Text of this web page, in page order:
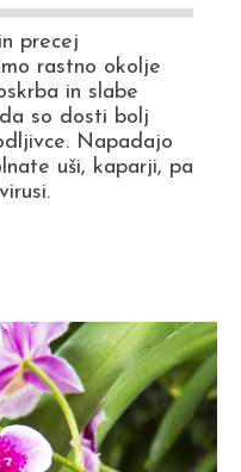
precej
rastno okolje
in slabe
so dosti bolj
Napadajo
uši, kaparji, pa